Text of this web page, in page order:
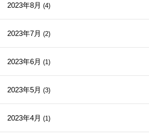
2023年8月 (4)
2023年7月 (2)
2023年6月 (1)
2023年5月 (3)
2023年4月 (1)